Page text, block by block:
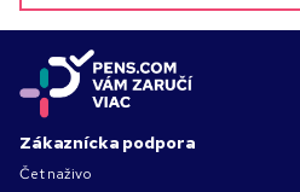
Zákaznícka podpora
Čet naživo